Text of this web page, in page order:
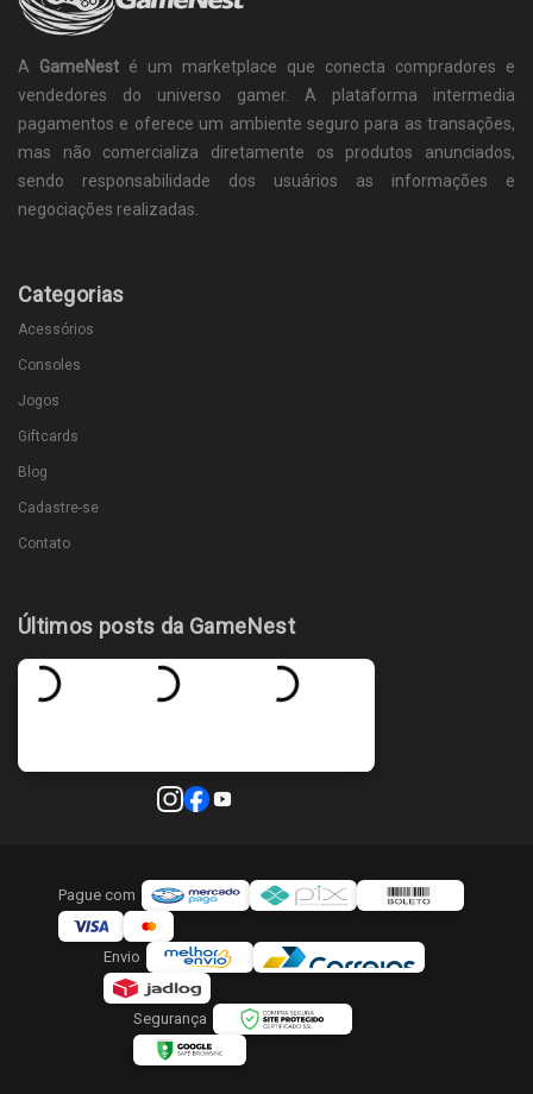
A GameNest é um marketplace que conecta compradores e
vendedores do universo gamer. A plataforma intermedia
pagamentos e oferece um ambiente seguro para as transações,
mas não comercializa diretamente os produtos anunciados,
sendo responsabilidade dos usuários as informações e
negociações realizadas.
Categorias
Acessórios
Consoles
Jogos
Giftcards
Blog
Cadastre-se
Contato
Últimos posts da GameNest
Pague com
Envio
Segurança